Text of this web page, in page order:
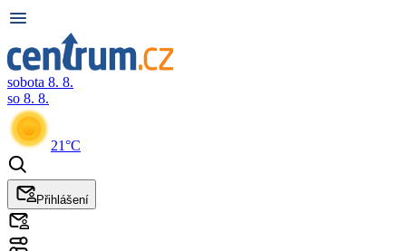
sobota 8. 8.
so 8. 8.
21°C
Přihlášení